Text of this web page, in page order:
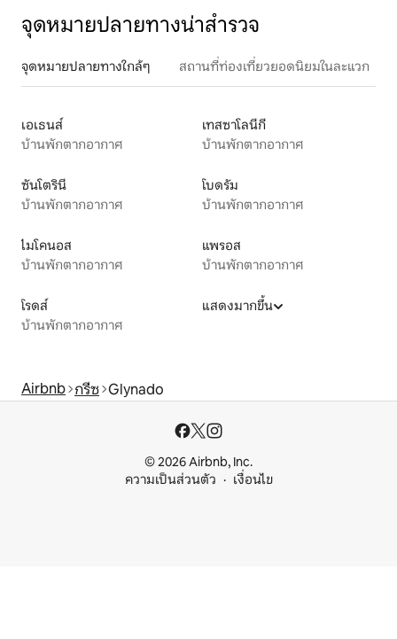
จุดหมายปลายทางน่าสำรวจ
จุดหมายปลายทางใกล้ๆ สถานที่ท่องเที่ยวยอดนิยมในละแวก
เอเธนส์
บ้านพักตากอากาศ
เทสซาโลนีกี
บ้านพักตากอากาศ
ซันโตรินี
บ้านพักตากอากาศ
โบดรัม
บ้านพักตากอากาศ
ไมโคนอส
บ้านพักตากอากาศ
แพรอส
บ้านพักตากอากาศ
โรดส์
บ้านพักตากอากาศ
แสดงมากขึ้น
Airbnb กรีซ Glynado
© 2026 Airbnb, Inc.
ความเป็นส่วนตัว
เงื่อนไข